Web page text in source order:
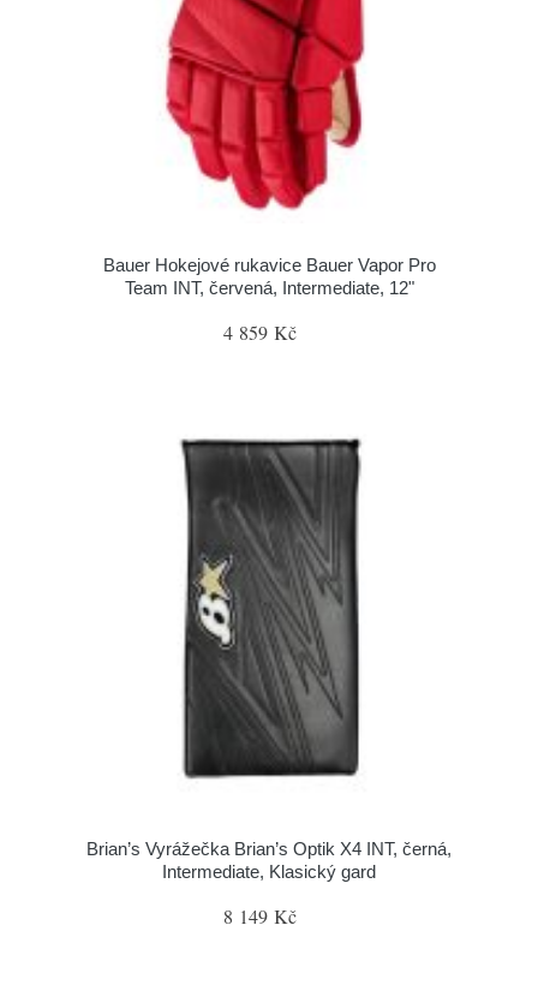
Bauer Hokejové rukavice Bauer Vapor Pro
Team INT, červená, Intermediate, 12"
4 859 Kč
Brian’s Vyrážečka Brian’s Optik X4 INT, černá,
Intermediate, Klasický gard
8 149 Kč